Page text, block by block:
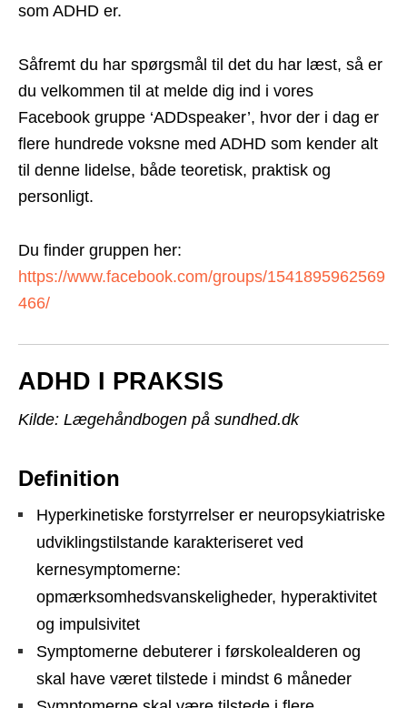
som ADHD er.
Såfremt du har spørgsmål til det du har læst, så er
du velkommen til at melde dig ind i vores
Facebook gruppe ‘ADDspeaker’, hvor der i dag er
flere hundrede voksne med ADHD som kender alt
til denne lidelse, både teoretisk, praktisk og
personligt.
Du finder gruppen her:
https://www.facebook.com/groups/1541895962569
466/
ADHD I PRAKSIS
Kilde: Lægehåndbogen på sundhed.dk
Definition
Hyperkinetiske forstyrrelser er neuropsykiatriske
udviklingstilstande karakteriseret ved
kernesymptomerne:
opmærksomhedsvanskeligheder, hyperaktivitet
og impulsivitet
Symptomerne debuterer i førskolealderen og
skal have været tilstede i mindst 6 måneder